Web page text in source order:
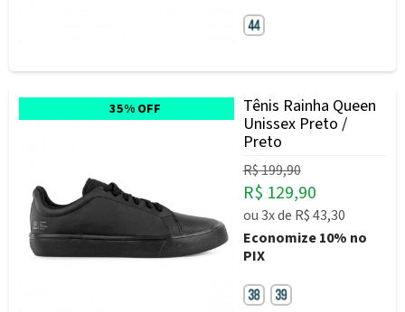
35% OFF
Tênis Rainha Queen
Unissex Preto /
Preto
R$ 199,90
R$ 129,90
ou3xde R$ 43,30
Economize10% no
PIX